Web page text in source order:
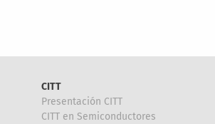
CITT
Presentación CITT
CITT en Semiconductores